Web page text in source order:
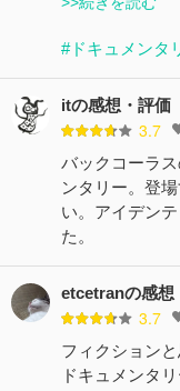
#ドキュメンタ
itの感想・評価
3.7
バックコーラ
ンタリー。登
い。アイデン
た。
etcetranの感想
3.7
フィクション
ドキュメンタ